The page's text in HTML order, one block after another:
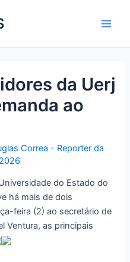
da Uerj
ao
Correa - Reporter da
do Estado do
há mais de dois
feira (2) ao secretário de
Ventura, as principais